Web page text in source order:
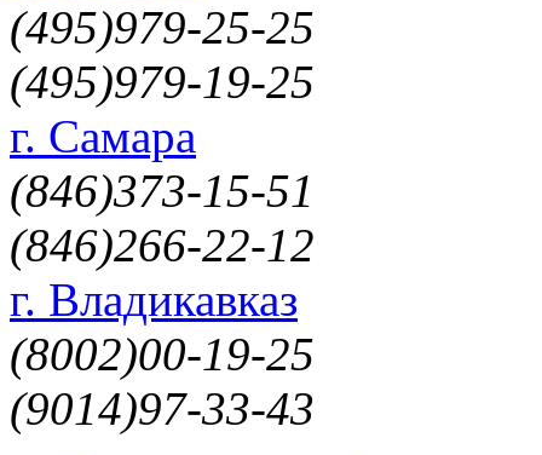
(495)979-25-25
(495)979-19-25
г. Самара
(846)373-15-51
(846)266-22-12
г. Владикавказ
(8002)00-19-25
(9014)97-33-43